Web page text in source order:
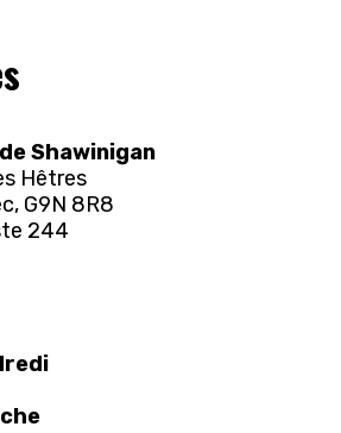
Shawinigan
Hêtres
G9N 8R8
244